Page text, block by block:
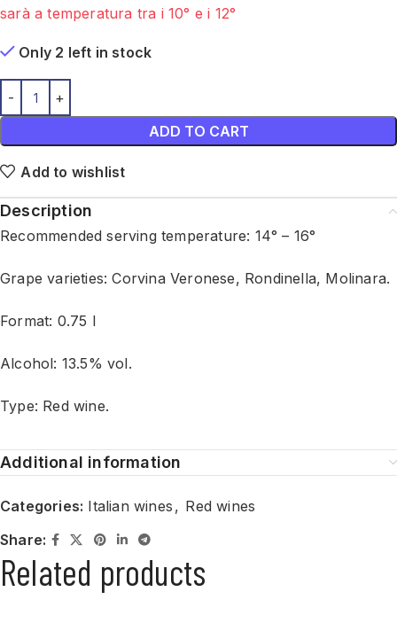
sarà a temperatura tra i 10° e i 12°
Only 2 left in stock
ADD TO CART
Add to wishlist
Description
Recommended serving temperature: 14° – 16°
Grape varieties: Corvina Veronese, Rondinella, Molinara.
Format: 0.75 l
Alcohol: 13.5% vol.
Type: Red wine.
Additional information
Categories: Italian wines , Red wines
Share:
Related products